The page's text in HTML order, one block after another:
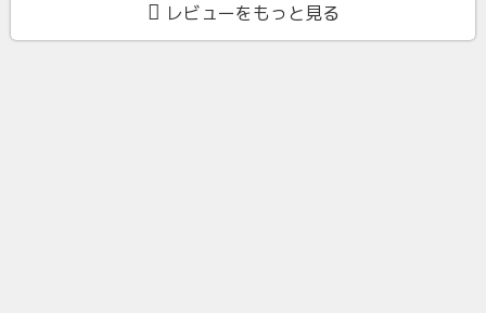
レビューをもっと見る